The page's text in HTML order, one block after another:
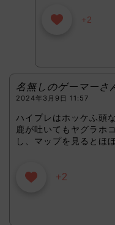
+2
名無しのゲーマーさ
2024年3月9日 11:57
ハイプレはホッケふ頭
鹿が吐いてもヤグラホ
し、マップを見るとほ
+2